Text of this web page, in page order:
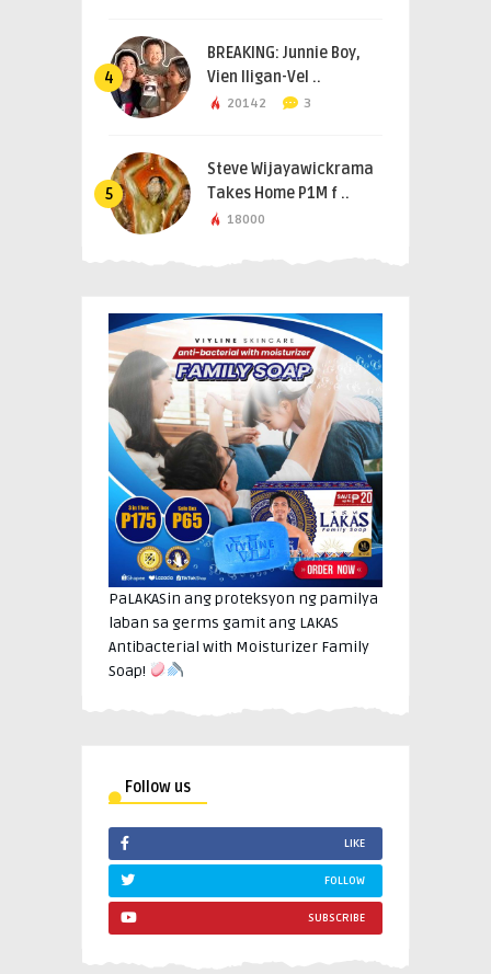
4
BREAKING: Junnie Boy,
Vien Iligan-Vel ..
20142 3
5
Steve Wijayawickrama
Takes Home P1M f ..
18000
PaLAKASin ang proteksyon ng pamilya
laban sa germs gamit ang LAKAS
Antibacterial with Moisturizer Family
Soap!
Follow us
LIKE
FOLLOW
SUBSCRIBE